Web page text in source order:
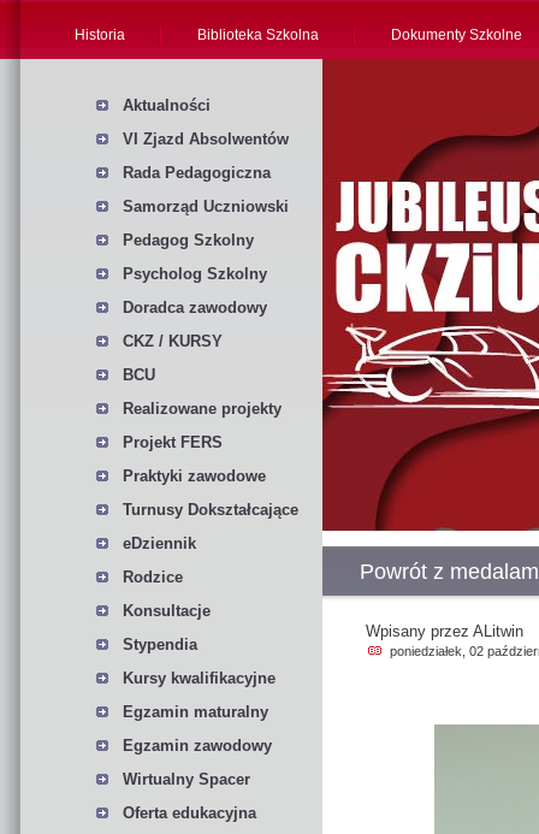
Historia Biblioteka Szkolna Dokumenty Szkolne
Aktualności
VI Zjazd Absolwentów
Rada Pedagogiczna
Samorząd Uczniowski
Pedagog Szkolny
Psycholog Szkolny
Doradca zawodowy
CKZ / KURSY
BCU
Realizowane projekty
Projekt FERS
Praktyki zawodowe
Turnusy Dokształcające
eDziennik
Rodzice
Konsultacje
Stypendia
Kursy kwalifikacyjne
Egzamin maturalny
Egzamin zawodowy
Wirtualny Spacer
Oferta edukacyjna
Powrót z
Wpisany przez ALitwin
poniedziałek, 02